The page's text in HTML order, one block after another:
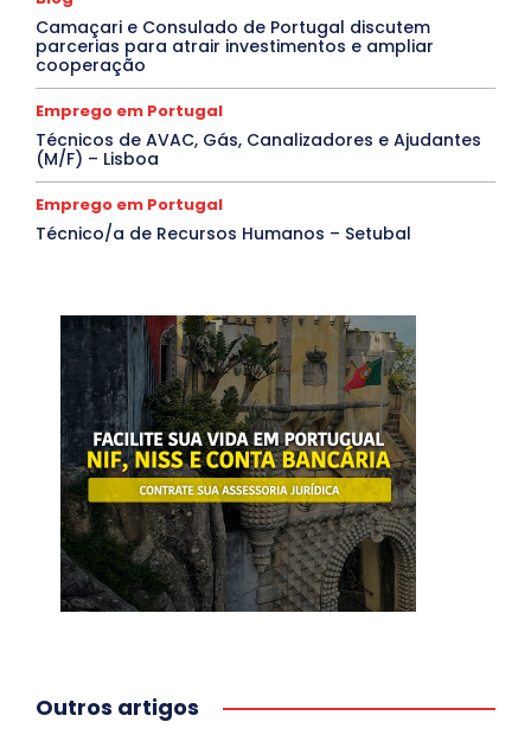
Camaçari e Consulado de Portugal discutem
parcerias para atrair investimentos e ampliar
cooperação
Emprego em Portugal
Técnicos de AVAC, Gás, Canalizadores e Ajudantes
(M/F) – Lisboa
Emprego em Portugal
Técnico/a de Recursos Humanos – Setubal
Outros artigos